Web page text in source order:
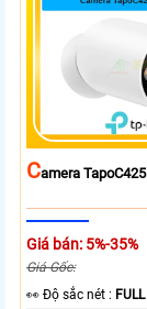
CAmera TapoC425
Giá bán: 5%-35%
Giá Gốc:
️👀 Độ sắc nét :